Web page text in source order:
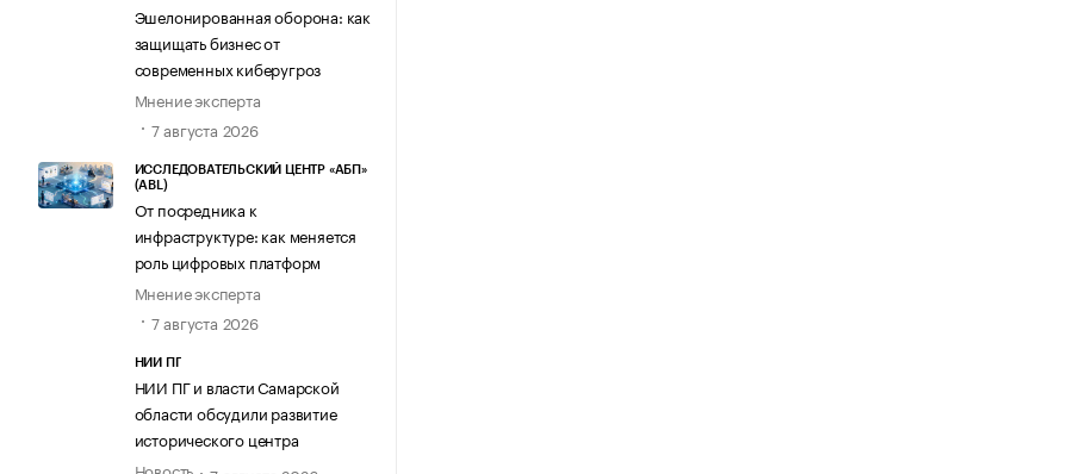
Эшелонированная оборона: как
защищать бизнес от
современных киберугроз
Мнение эксперта
7 августа 2026
ИССЛЕДОВАТЕЛЬСКИЙ ЦЕНТР «АБП»
(ABL)
От посредника к
инфраструктуре: как меняется
роль цифровых платформ
Мнение эксперта
7 августа 2026
НИИ ПГ
НИИ ПГ и власти Самарской
области обсудили развитие
исторического центра